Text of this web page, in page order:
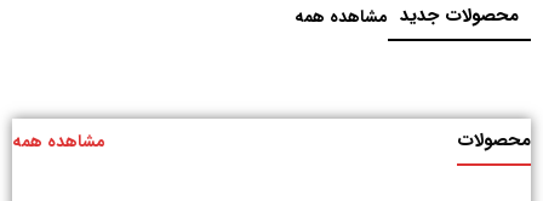
محصولات جدید مشاهده همه
محصولات مشاهده همه